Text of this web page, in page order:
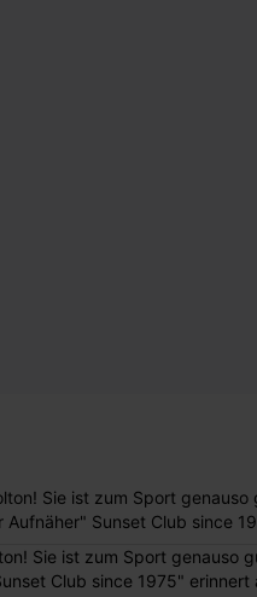
Sie ist zum Sport
Sunset Club since
dichtem Baumwoll-Molton
Taillenbund mit Kordelzug
Sie ist zum Sport genauso
Club since 1975"